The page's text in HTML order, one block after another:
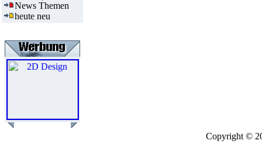
News Themen
heute neu
Copyright ©